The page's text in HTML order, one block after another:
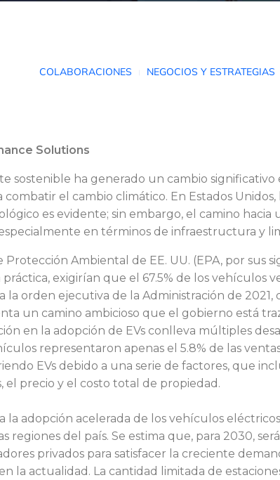
COLABORACIONES NEGOCIOS Y ESTRATEGIAS
Solutions
sostenible ha generado un cambio
combatir el cambio climático. En Estados
es evidente; sin embargo, el camino hacia
en términos de infraestructura y
Protección Ambiental de EE. UU. (EPA, por sus
exigirían que el 67.5% de los vehículos
la orden ejecutiva de la Administración de
un camino ambicioso que el gobierno está
en la adopción de EVs conlleva múltiples
representaron apenas el 5.8% de las
EVs debido a una serie de factores, que
el precio y el costo total de propiedad.
la adopción acelerada de los vehículos
del país. Se estima que, para 2030,
privados para satisfacer la creciente
la actualidad. La cantidad limitada de